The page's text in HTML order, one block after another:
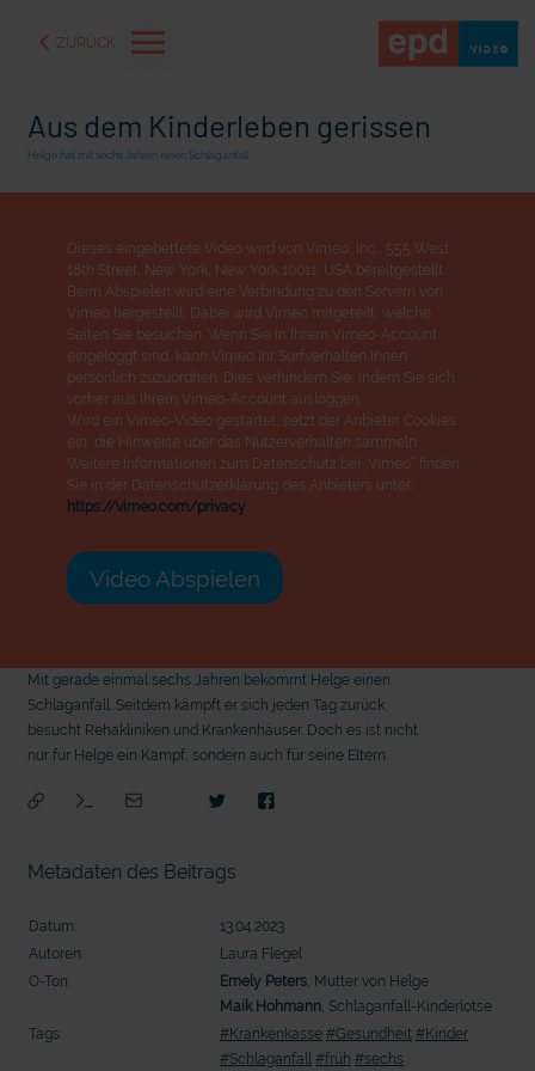
ZURÜCK
oder "Deppen der "Wir bauen Cherson wieder auf" - Optimismus in der
Aus dem Kinderleben gerissen
Helge hat mit sechs Jahren einen Schlaganfall
Dieses eingebettete Video wird von Vimeo, Inc., 555 West
18th Street, New York, New York 10011, USA bereitgestellt.
Beim Abspielen wird eine Verbindung zu den Servern von
Vimeo hergestellt. Dabei wird Vimeo mitgeteilt, welche
Seiten Sie besuchen. Wenn Sie in Ihrem Vimeo-Account
eingeloggt sind, kann Vimeo Ihr Surfverhalten Ihnen
persönlich zuzuordnen. Dies verhindern Sie, indem Sie sich
vorher aus Ihrem Vimeo-Account ausloggen.
Wird ein Vimeo-Video gestartet, setzt der Anbieter Cookies
ein, die Hinweise über das Nutzerverhalten sammeln.
Weitere Informationen zum Datenschutz bei „Vimeo“ finden
Sie in der Datenschutzerklärung des Anbieters unter:
https://vimeo.com/privacy
Video Abspielen
Mit gerade einmal sechs Jahren bekommt Helge einen
Schlaganfall. Seitdem kämpft er sich jeden Tag zurück,
besucht Rehakliniken und Krankenhäuser. Doch es ist nicht
nur für Helge ein Kampf, sondern auch für seine Eltern.
Metadaten des Beitrags
Datum:
13.04.2023
Autoren:
Laura Flegel
O-Ton:
Emely Peters , Mutter von Helge
Maik Hohmann , Schlaganfall-Kinderlotse
Tags:
#Krankenkasse #Gesundheit #Kinder
#Schlaganfall
#früh #sechs